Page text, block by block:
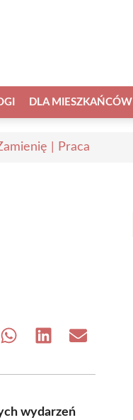
DLA MIESZKAŃCÓW
| Praca
Share Share Share
wydarzeń